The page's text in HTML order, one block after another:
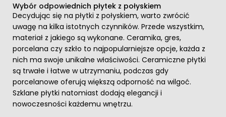
Wybór odpowiednich płytek z połyskiem
Decydując się na płytki z połyskiem, warto zwrócić
uwagę na kilka istotnych czynników. Przede wszystkim,
materiał z jakiego są wykonane. Ceramika, gres,
porcelana czy szkło to najpopularniejsze opcje, każda z
nich ma swoje unikalne właściwości. Ceramiczne płytki
są trwałe i łatwe w utrzymaniu, podczas gdy
porcelanowe oferują większą odporność na wilgoć.
Szklane płytki natomiast dodają elegancji i
nowoczesności każdemu wnętrzu.